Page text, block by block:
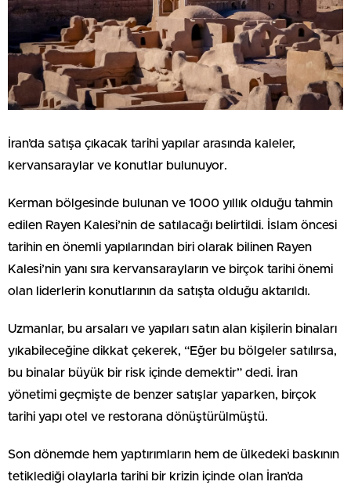
İran’da satışa çıkacak tarihi yapılar arasında kaleler,
kervansaraylar ve konutlar bulunuyor.
Kerman bölgesinde bulunan ve 1000 yıllık olduğu tahmin
edilen Rayen Kalesi’nin de satılacağı belirtildi. İslam öncesi
tarihin en önemli yapılarından biri olarak bilinen Rayen
Kalesi’nin yanı sıra kervansarayların ve birçok tarihi önemi
olan liderlerin konutlarının da satışta olduğu aktarıldı.
Uzmanlar, bu arsaları ve yapıları satın alan kişilerin binaları
yıkabileceğine dikkat çekerek, “Eğer bu bölgeler satılırsa,
bu binalar büyük bir risk içinde demektir” dedi. İran
yönetimi geçmişte de benzer satışlar yaparken, birçok
tarihi yapı otel ve restorana dönüştürülmüştü.
Son dönemde hem yaptırımların hem de ülkedeki baskının
tetiklediği olaylarla tarihi bir krizin içinde olan İran’da